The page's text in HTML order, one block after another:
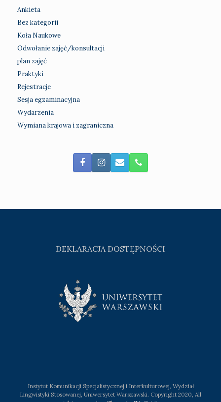
Ankieta
Bez kategorii
Koła Naukowe
Odwołanie zajęć/konsultacji
plan zajęć
Praktyki
Rejestracje
Sesja egzaminacyjna
Wydarzenia
Wymiana krajowa i zagraniczna
DEKLARACJA DOSTĘPNOŚCI
Instytut Komunikacji Specjalistycznej i Interkulturowej, Wydział
Lingwistyki Stosowanej, Uniwersytet Warszawski. Copyright 2020, All